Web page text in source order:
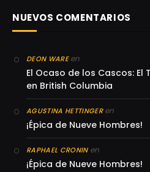
NUEVOS COMENTARIOS
DEON WAREen
El Ocaso de los Cascos: El
en British Columbia
AGUSTINA HETTINGERen
¡Épica de Nueve Hombres!
RAPHAEL CRONINen
¡Épica de Nueve Hombres!